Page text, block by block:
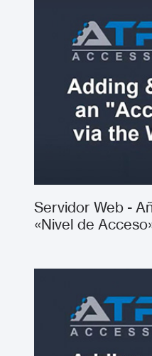
Servidor Web -
«Nivel de